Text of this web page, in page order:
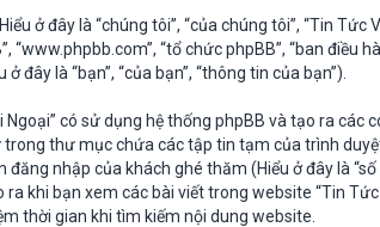
ở đây là “chúng tôi”, “của chúng tôi”, “Tin Tức
“tổ chức phpBB”, “ban điều
là “bạn”, “của bạn”, “thông tin của bạn”).
có sử dụng hệ thống phpBB và tạo ra các
thư mục chứa các tập tin tạm của trình
nhập của khách ghé thăm (Hiểu ở đây là “số
khi bạn xem các bài viết trong website “Tin
thời gian khi tìm kiếm nội dung website.